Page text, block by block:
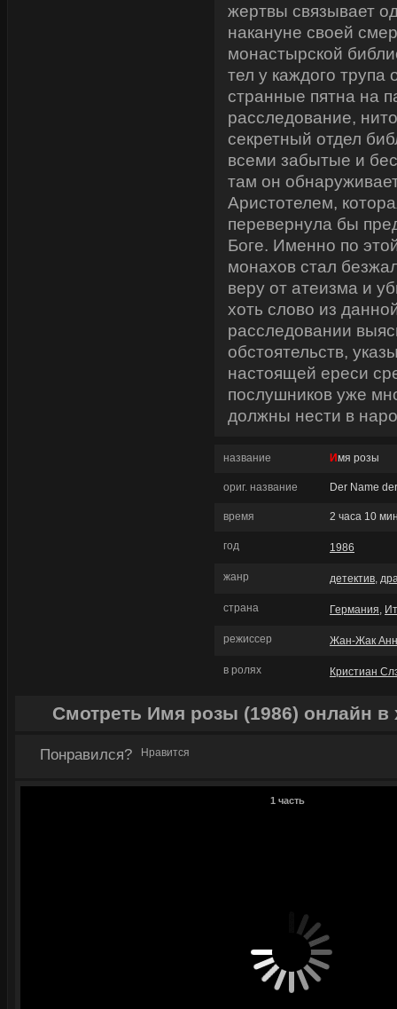
жертвы связывает
накануне своей
монастырской
тел у каждого трупа
странные пятна на
расследование,
секретный отдел
всеми забытые и
там он
Аристотелем,
перевернула бы
Боге. Именно по
монахов стал
веру от атеизма и
хоть слово из
расследовании
обстоятельств,
настоящей ереси
послушников уже
должны нести в
название Имя розы
ориг. название Der Name
время 2 часа 10
год 1986
жанр детектив,
страна Германия,
режиссер Жан-Жак
в ролях Кристиан
Смотреть Имя розы (1986) онлайн в
Понравился? Нравится
1 часть